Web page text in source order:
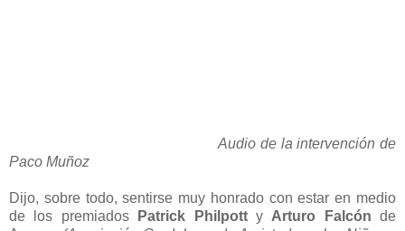
Audio de la intervención de
Paco Muñoz
Dijo, sobre todo, sentirse muy honrado con estar en medio
de los premiados
Patrick Philpotty Arturo Falcón de